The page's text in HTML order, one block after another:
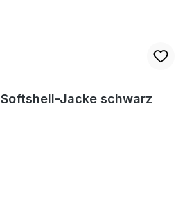
Softshell-Jacke schwarz